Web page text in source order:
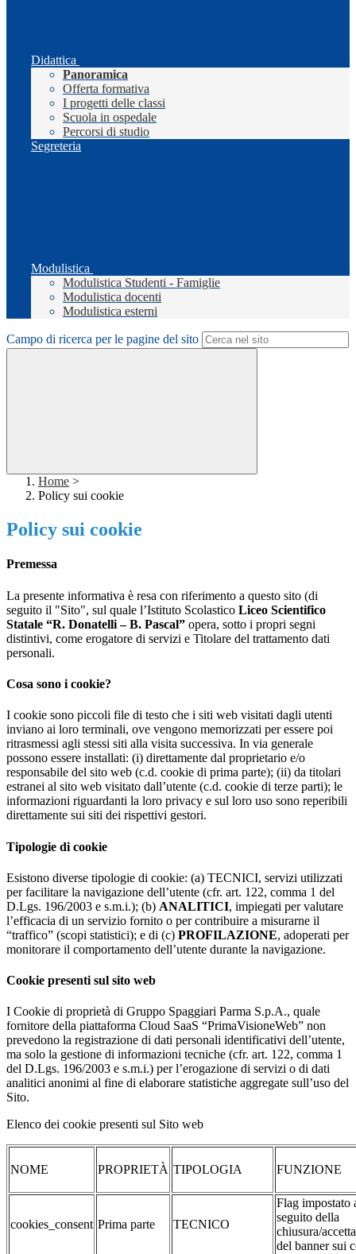
Didattica
Panoramica
Offerta formativa
I progetti delle classi
Scuola in ospedale
Percorsi di studio
Segreteria
Modulistica
Modulistica Studenti - Famiglie
Modulistica docenti
Modulistica esterni
Campo di ricerca per le pagine del sito
Home >
Policy sui cookie
Policy sui cookie
Premessa
La presente informativa è resa con riferimento a questo sito (di
seguito il "Sito", sul quale l’Istituto Scolastico Liceo Scientifico
Statale “R. Donatelli – B. Pascal” opera, sotto i propri segni
distintivi, come erogatore di servizi e Titolare del trattamento dati
personali.
Cosa sono i cookie?
I cookie sono piccoli file di testo che i siti web visitati dagli utenti
inviano ai loro terminali, ove vengono memorizzati per essere poi
ritrasmessi agli stessi siti alla visita successiva. In via generale
possono essere installati: (i) direttamente dal proprietario e/o
responsabile del sito web (c.d. cookie di prima parte); (ii) da titolari
estranei al sito web visitato dall’utente (c.d. cookie di terze parti); le
informazioni riguardanti la loro privacy e sul loro uso sono reperibili
direttamente sui siti dei rispettivi gestori.
Tipologie di cookie
Esistono diverse tipologie di cookie: (a) TECNICI, servizi utilizzati
per facilitare la navigazione dell’utente (cfr. art. 122, comma 1 del
D.Lgs. 196/2003 e s.m.i.); (b) ANALITICI, impiegati per valutare
l’efficacia di un servizio fornito o per contribuire a misurarne il
“traffico” (scopi statistici); e di (c) PROFILAZIONE, adoperati per
monitorare il comportamento dell’utente durante la navigazione.
Cookie presenti sul sito web
I Cookie di proprietà di Gruppo Spaggiari Parma S.p.A., quale
fornitore della piattaforma Cloud SaaS “PrimaVisioneWeb” non
prevedono la registrazione di dati personali identificativi dell’utente,
ma solo la gestione di informazioni tecniche (cfr. art. 122, comma 1
del D.Lgs. 196/2003 e s.m.i.) per l’erogazione di servizi o di dati
analitici anonimi al fine di elaborare statistiche aggregate sull’uso del
Sito.
Elenco dei cookie presenti sul Sito web
NOME PROPRIETÀ TIPOLOGIA FUNZIONE
cookies_consent Prima parte TECNICO
Flag impostato
seguito della
chiusura/
del banner sui